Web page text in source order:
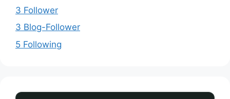
3 Follower
3 Blog-Follower
5 Following